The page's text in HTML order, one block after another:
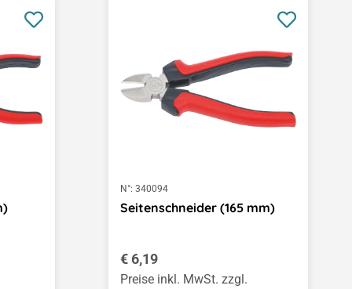
N°: 340094
Seitenschneider (165 mm)
Regulärer Preis:
€ 6,19
Preise inkl. MwSt. zzgl.